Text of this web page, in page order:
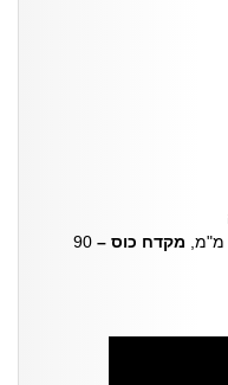
מקדח כוס – 90